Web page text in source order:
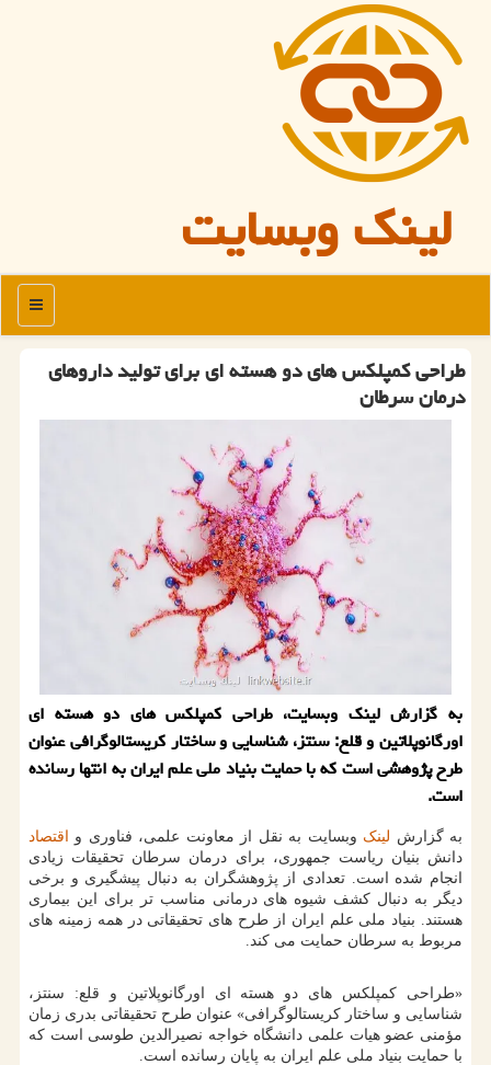
لینک وبسایت
منو
طراحی کمپلکس های دو هسته ای برای تولید داروهای
درمان سرطان
به گزارش لینک وبسایت، طراحی کمپلکس های دو هسته ای
اورگانوپلاتین و قلع: سنتز، شناسایی و ساختار کریستالوگرافی عنوان
طرح پژوهشی است که با حمایت بنیاد ملی علم ایران به انتها رسانده
است.
به گزارش لینک وبسایت به نقل از معاونت علمی، فناوری و اقتصاد
دانش بنیان ریاست جمهوری، برای درمان سرطان تحقیقات زیادی
انجام شده است. تعدادی از پژوهشگران به دنبال پیشگیری و برخی
دیگر به دنبال کشف شیوه های درمانی مناسب تر برای این بیماری
هستند. بنیاد ملی علم ایران از طرح های تحقیقاتی در همه زمینه های
مربوط به سرطان حمایت می کند.
«طراحی کمپلکس های دو هسته ای اورگانوپلاتین و قلع: سنتز،
شناسایی و ساختار کریستالوگرافی» عنوان طرح تحقیقاتی بدری زمان
مؤمنی عضو هیات علمی دانشگاه خواجه نصیرالدین طوسی است که
با حمایت بنیاد ملی علم ایران به پایان رسانده است.